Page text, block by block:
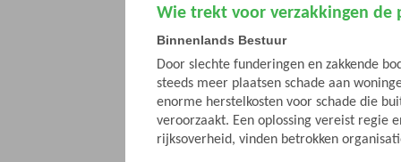
Wie trekt voor verzakkingen de
Binnenlands Bestuur
Door slechte funderingen en zakkende
steeds meer plaatsen schade aan
enorme herstelkosten voor schade die
veroorzaakt. Een oplossing vereist regie
rijksoverheid, vinden betrokken